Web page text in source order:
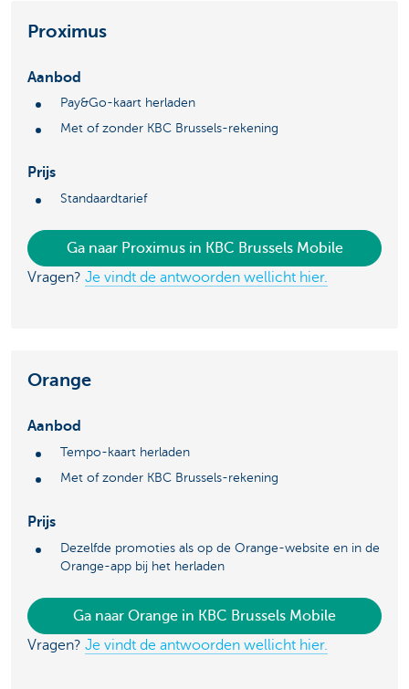
Proximus
Aanbod
Pay&Go-kaart herladen
Met of zonder KBC Brussels-rekening
Prijs
Standaardtarief
Ga naar Proximus in KBC Brussels Mobile
Vragen? Je vindt de antwoorden wellicht hier.
Orange
Aanbod
Tempo-kaart herladen
Met of zonder KBC Brussels-rekening
Prijs
Dezelfde promoties als op de Orange-website en in de
Orange-app bij het herladen
Ga naar Orange in KBC Brussels Mobile
Vragen? Je vindt de antwoorden wellicht hier.